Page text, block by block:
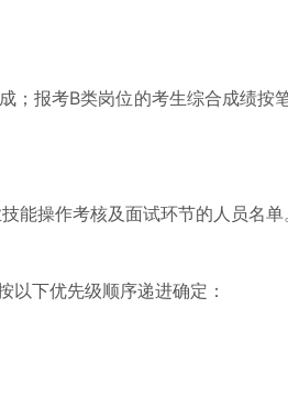
报考B类岗位的考生综合成绩按
操作考核及面试环节的人员名单
下优先级顺序递进确定：